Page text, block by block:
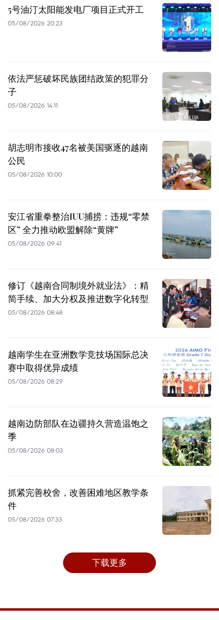
5号油汀太阳能发电厂项目正式开工
05/08/2026 20:23
依法严惩破坏民族团结政策的犯罪分
子
05/08/2026 14:11
胡志明市接收47名被美国驱逐的越南
公民
05/08/2026 10:00
安江省重拳整治IUU捕捞：违规“零禁
区” 全力推动欧盟解除“黄牌”
05/08/2026 09:41
修订《越南合同制境外就业法》：精
简手续、加大分权及推进数字化转型
05/08/2026 08:48
越南学生在亚洲数学竞技场国际总决
赛中取得优异成绩
05/08/2026 08:29
越南边防部队在边疆持久营造温饱之
季
05/08/2026 08:03
抓紧完善校舍，改善困难地区教学条
件
05/08/2026 07:33
下载更多